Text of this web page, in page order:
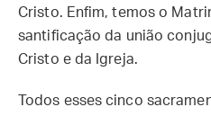
Cristo. Enfim, temos o
santificação da união
Cristo e da Igreja.
Todos esses cinco